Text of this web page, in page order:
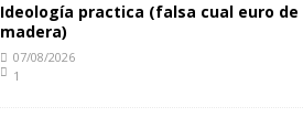
Ideología practica (falsa cual euro de
madera)
07/08/2026
1